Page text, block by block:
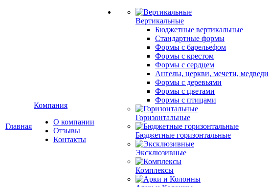
Главная
Компания
О компании
Отзывы
Контакты
Вертикальные
Бюджетные вертикальные
Стандартные формы
Формы с барельефом
Формы с крестом
Формы с сердцем
Ангелы, церкви, мечети, медведи
Формы с деревьями
Формы с цветами
Формы с птицами
Горизонтальные
Бюджетные горизонтальные
Эксклюзивные
Комплексы